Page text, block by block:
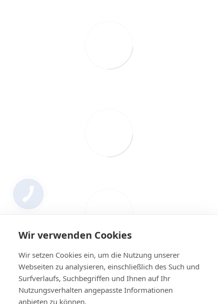
+4314420014
Wir verwenden Cookies
Wir setzen Cookies ein, um die Nutzung unserer
Webseiten zu analysieren, einschließlich des Such und
Surfverlaufs, Suchbegriffen und Ihnen auf Ihr
Nutzungsverhalten angepasste Informationen
anbieten zu können.